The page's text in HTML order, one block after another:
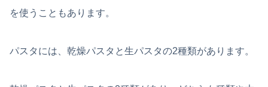
を使うこともあります。
パスタには、乾燥パスタと生パスタの2種類があります。